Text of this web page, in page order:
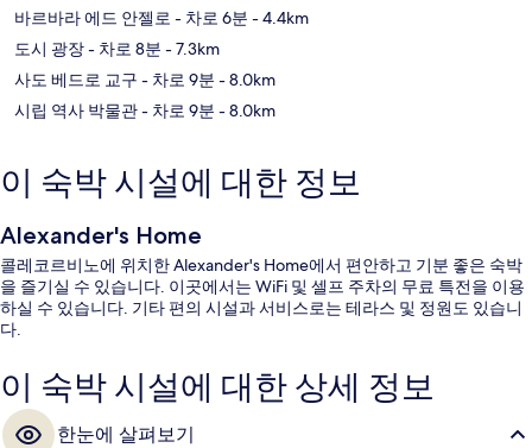
바르바라 에드 안젤로 - 차로 6분 - 4.4km
도시 광장- 차로 8분 - 7.3km
사도 베드로 교구 - 차로 9분 - 8.0km
시립 역사 박물관- 차로 9분 - 8.0km
이 숙박 시설에 대한 정보
Alexander's Home
콜레코르비노에 위치한 Alexander's Home에서 편안하고 기분 좋은 숙박
을 즐기실 수 있습니다. 이곳에서는 WiFi 및 셀프 주차의 무료 특전을 이용
하실 수 있습니다. 기타 편의 시설과 서비스로는 테라스 및 정원도 있습니
다.
이 숙박 시설에 대한 상세 정보
한눈에 살펴보기